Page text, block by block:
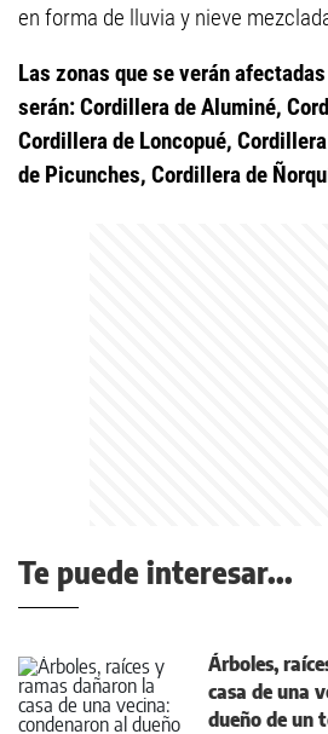
en forma de lluvia y nieve
Las zonas que se verán
serán: Cordillera de Aluminé,
Cordillera de Loncopué,
de Picunches, Cordillera de
Te puede interesar...
Árboles,
casa de una
dueño de un